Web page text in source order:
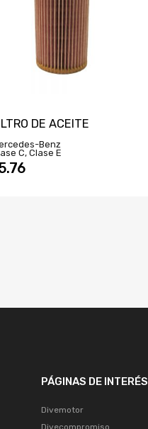
DE ACEITE
Benz
C, Clase E
PÁGINAS DE INTERÉS
Divemotor
Divecompromiso